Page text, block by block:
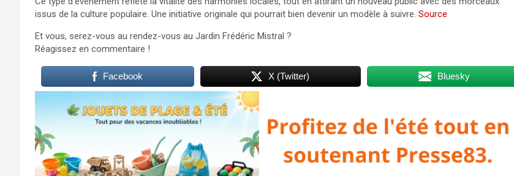
issus de la culture populaire. Une initiative originale qui pourrait bien devenir un modèle à suivre. Source
Et vous, serez-vous au rendez-vous au Jardin Frédéric Mistral ?
Réagissez en commentaire !
Facebook X (Twitter) Bluesky